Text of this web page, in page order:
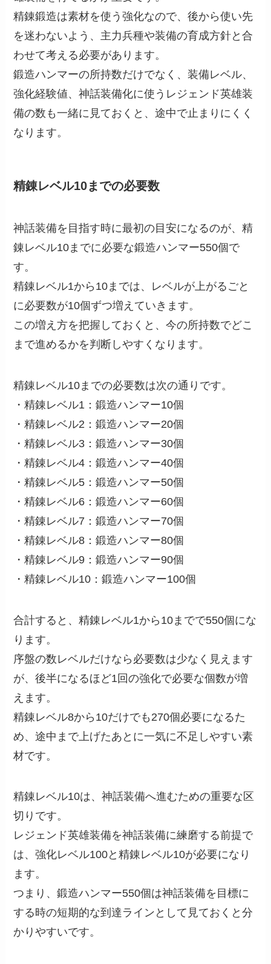
精錬鍛造は素材を使う強化なので、後から使い先
を迷わないよう、主力兵種や装備の育成方針と合
わせて考える必要があります。
鍛造ハンマーの所持数だけでなく、装備レベル、
強化経験値、神話装備化に使うレジェンド英雄装
備の数も一緒に見ておくと、途中で止まりにくく
なります。
精錬レベル10までの必要数
神話装備を目指す時に最初の目安になるのが、精
錬レベル10までに必要な鍛造ハンマー550個で
す。
精錬レベル1から10までは、レベルが上がるごと
に必要数が10個ずつ増えていきます。
この増え方を把握しておくと、今の所持数でどこ
まで進めるかを判断しやすくなります。
精錬レベル10までの必要数は次の通りです。
・精錬レベル1：鍛造ハンマー10個
・精錬レベル2：鍛造ハンマー20個
・精錬レベル3：鍛造ハンマー30個
・精錬レベル4：鍛造ハンマー40個
・精錬レベル5：鍛造ハンマー50個
・精錬レベル6：鍛造ハンマー60個
・精錬レベル7：鍛造ハンマー70個
・精錬レベル8：鍛造ハンマー80個
・精錬レベル9：鍛造ハンマー90個
・精錬レベル10：鍛造ハンマー100個
合計すると、精錬レベル1から10までで550個にな
ります。
序盤の数レベルだけなら必要数は少なく見えます
が、後半になるほど1回の強化で必要な個数が増
えます。
精錬レベル8から10だけでも270個必要になるた
め、途中まで上げたあとに一気に不足しやすい素
材です。
精錬レベル10は、神話装備へ進むための重要な区
切りです。
レジェンド英雄装備を神話装備に練磨する前提で
は、強化レベル100と精錬レベル10が必要になり
ます。
つまり、鍛造ハンマー550個は神話装備を目標に
する時の短期的な到達ラインとして見ておくと分
かりやすいです。